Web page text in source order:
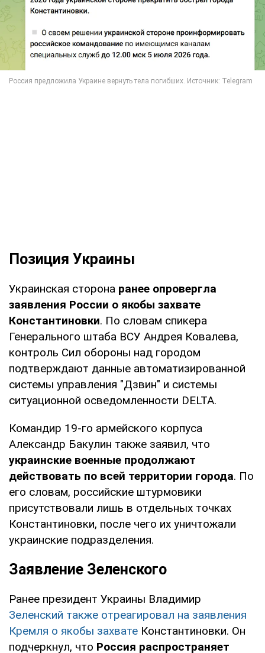
Позиция Украины
Украинская сторона ранее опровергла
заявления России о якобы захвате
Константиновки. По словам спикера
Генерального штаба ВСУ Андрея Ковалева,
контроль Сил обороны над городом
подтверждают данные автоматизированной
системы управления "Дзвин" и системы
ситуационной осведомленности DELTA.
Командир 19-го армейского корпуса
Александр Бакулин также заявил, что
украинские военные продолжают
действовать по всей территории города. По
его словам, российские штурмовики
присутствовали лишь в отдельных точках
Константиновки, после чего их уничтожали
украинские подразделения.
Заявление Зеленского
Ранее президент Украины Владимир
Зеленский также отреагировал на заявления
Кремля о якобы захвате Константиновки. Он
подчеркнул, что Россия распространяет